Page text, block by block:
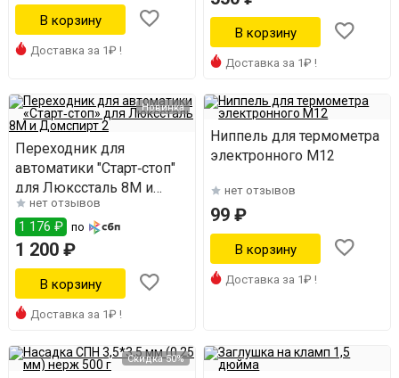
Доставка за 1₽ !
Доставка за 1₽ !
Новинка
Переходник для
автоматики "Старт‑стоп"
для Люкссталь 8М и
Домспирт 2
нет отзывов
1 176 ₽ по
1 200 ₽
Доставка за 1₽ !
Ниппель для термометра
электронного М12
нет отзывов
99 ₽
Доставка за 1₽ !
Скидка 50%